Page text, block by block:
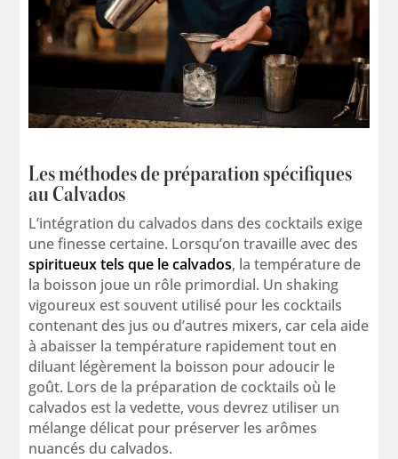
Les méthodes de préparation spécifiques
au Calvados
L’intégration du calvados dans des cocktails exige
une finesse certaine. Lorsqu’on travaille avec des
spiritueux tels que le calvados, la température de
la boisson joue un rôle primordial. Un shaking
vigoureux est souvent utilisé pour les cocktails
contenant des jus ou d’autres mixers, car cela aide
à abaisser la température rapidement tout en
diluant légèrement la boisson pour adoucir le
goût. Lors de la préparation de cocktails où le
calvados est la vedette, vous devrez utiliser un
mélange délicat pour préserver les arômes
nuancés du calvados.